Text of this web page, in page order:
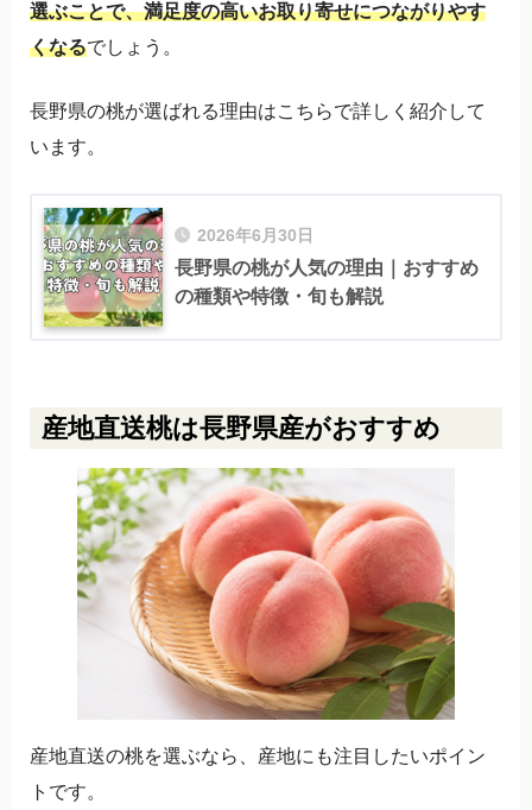
選ぶことで、満足度の高いお取り寄せにつながりやす
くなるでしょう。
長野県の桃が選ばれる理由はこちらで詳しく紹介して
います。
2026年6月30日
長野県の桃が人気の理由｜おすすめ
の種類や特徴・旬も解説
産地直送桃は長野県産がおすすめ
産地直送の桃を選ぶなら、産地にも注目したいポイン
トです。